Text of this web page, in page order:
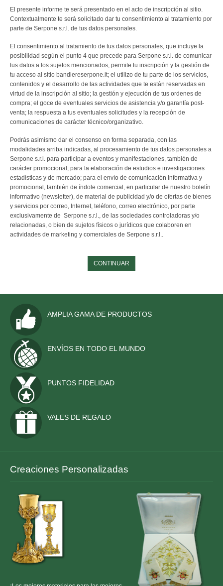
El presente informe te será presentado en el acto de inscripción al sitio.
Contextualmente te será solicitado dar tu consentimiento al tratamiento por
parte de Serpone s.r.l. de tus datos personales.
El consentimiento al tratamiento de tus datos personales, que incluye la
posibilidad según el punto 4 que precede para Serpone s.r.l. de comunicar
tus datos a los sujetos mencionados, permite tu inscripción y la gestión de
tu acceso al sitio bandiereserpone.it; el utilizo de tu parte de los servicios,
contenidos y el desarrollo de las actividades que te están reservadas en
virtud de la inscripción al sitio; la gestión y ejecución de tus ordenes de
compra; el goce de eventuales servicios de asistencia y/o garantía post-
venta; la respuesta a tus eventuales solicitudes y la recepción de
comunicaciones de carácter técnico/organizativo.
Podrás asimismo dar el consenso en forma separada, con las
modalidades arriba indicadas, al procesamiento de tus datos personales a
Serpone s.r.l. para participar a eventos y manifestaciones, también de
carácter promocional; para la elaboración de estudios e investigaciones
estadísticas y de mercado; para el envío de comunicación informativa y
promocional, también de índole comercial, en particular de nuestro boletín
informativo (newsletter), de material de publicidad y/o de ofertas de bienes
y servicios por correo, Internet, teléfono, correo electrónico, por parte
exclusivamente de Serpone s.r.l., de las sociedades controladoras y/o
relacionadas, o bien de sujetos físicos o jurídicos que colaboren en
actividades de marketing y comerciales de Serpone s.r.l..
CONTINUAR
AMPLIA GAMA DE PRODUCTOS
ENVÍOS EN TODO EL MUNDO
PUNTOS FIDELIDAD
VALES DE REGALO
Creaciones Personalizadas